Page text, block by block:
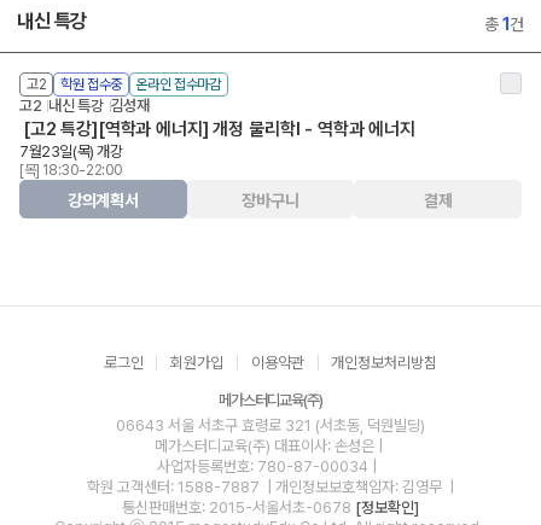
내신 특강 총1 건
고2 학원 접수중 온라인 접수마감
고2 내신 특강 김성재
[고2 특강][역학과 에너지] 개정 물리학l - 역학과 에너지
7월23일(목) 개강
[목] 18:30-22:00
강의계획서 장바구니 결제
로그인 회원가입 이용약관 개인정보처리방침
메가스터디교육(주)
06643 서울 서초구 효령로 321 (서초동, 덕원빌딩)
메가스터디교육(주) 대표이사: 손성은 |
사업자등록번호: 780-87-00034
학원 고객센터: 1588-7887
| 개인정보보호책임자: 김영무
통신판매번호: 2015-서울서초-0678 [정보확인]